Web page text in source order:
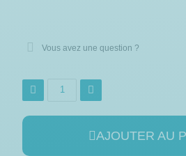
Vous avez une question ?
AJOUTER AU